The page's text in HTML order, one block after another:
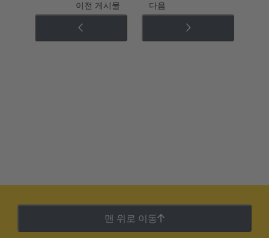
이전 게시물 다음
맨 위로 이동